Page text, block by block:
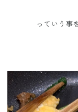
っていう事